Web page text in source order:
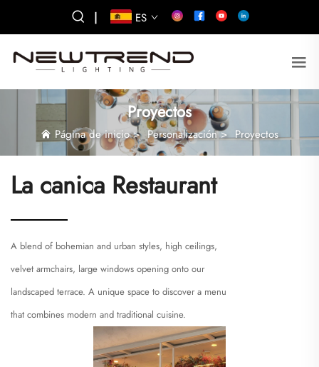
| ES
Proyectos
Página de inicio>Personalización>Proyectos
La canica Restaurant
A blend of bohemian and urban styles, high ceilings,
velvet armchairs, large windows opening onto our
landscaped terrace. A unique space to discover a menu
that combines modern and traditional cuisine.